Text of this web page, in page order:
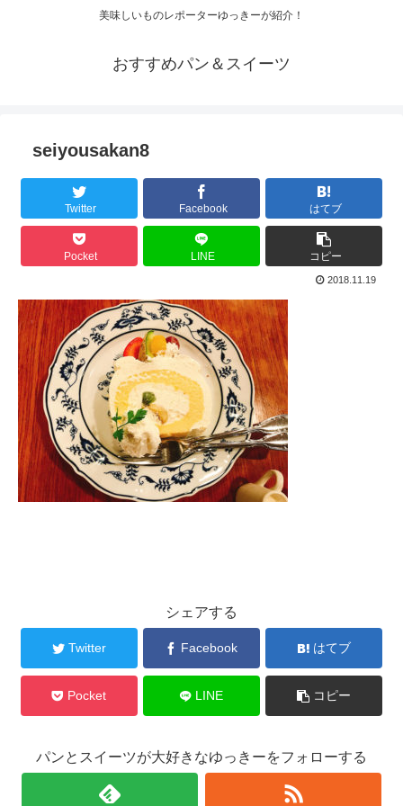
美味しいものレポーターゆっきーが紹介！
おすすめパン＆スイーツ
seiyousakan8
Twitter Facebook はてブ
Pocket LINE コピー
2018.11.19
シェアする
Twitter Facebook はてブ
Pocket LINE コピー
パンとスイーツが大好きなゆっきーをフォローする